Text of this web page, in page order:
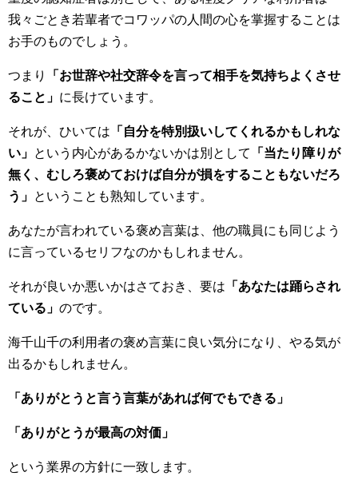
我々ごとき若輩者でコワッパの人間の心を掌握することは
お手のものでしょう。
つまり
「お世辞や社交辞令を言って相手を気持ちよくさせ
ること」 に長けています。
それが、ひいては 「自分を特別扱いしてくれるかもしれな
い」 という内心があるかないかは別として
「当たり障りが
無く、むしろ褒めておけば自分が損をすることもないだろ
う」 ということも熟知しています。
あなたが言われている褒め言葉は、他の職員にも同じよう
に言っているセリフなのかもしれません。
それが良いか悪いかはさておき、要は 「あなたは踊らされ
ている」 のです。
海千山千の利用者の褒め言葉に良い気分になり、やる気が
出るかもしれません。
「ありがとうと言う言葉があれば何でもできる」
「ありがとうが最高の対価」
という業界の方針に一致します。